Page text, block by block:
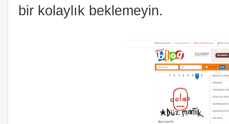
bir kolaylık beklemeyin.